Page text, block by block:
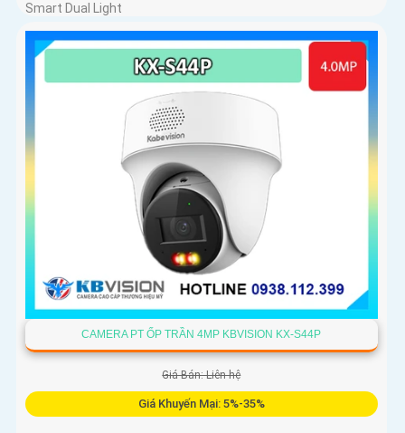
Smart Dual Light
CAMERA PT ỐP TRẦN 4MP KBVISION KX-S44P
Giá Bán: Liên hệ
Giá Khuyến Mại: 5%-35%